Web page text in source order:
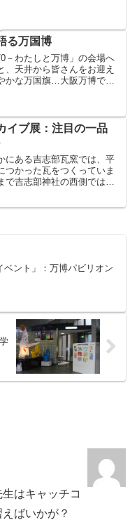
山でみつくろってきた雷除
前も角正。展示品は...
る万国博
－わたしと万博」の会場へ
、天井から皆さんをお迎え
かな万国旗…大阪万博で実
いか？と「万博ミュージア
ん。...
イブ展：注目の一品
にある吉志部瓦窯では、平
つかった瓦をつくっていま
で吉志部神社の西側では６
ベント」：万博パビリオン
はキャッチコ
ばいかが？